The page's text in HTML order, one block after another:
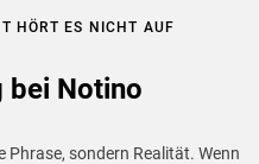
HÖRT ES NICHT AUF
bei Notino
sondern Realität. Wenn